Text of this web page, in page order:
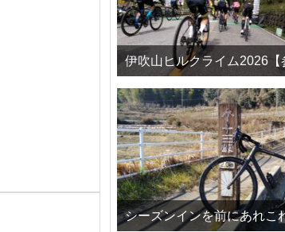
伊吹山ヒルクライム2026【
シーズンインを前にあれこ